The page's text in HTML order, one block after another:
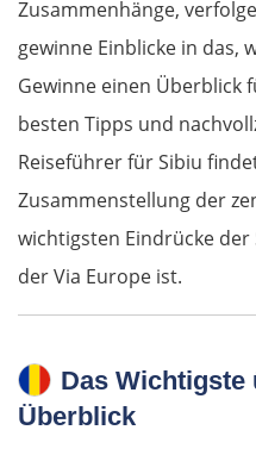
Zusammenhänge,
gewinne Einblicke in das,
Gewinne einen Überblick
besten Tipps und
Reiseführer für Sibiu
Zusammenstellung der
wichtigsten Eindrücke der
der Via Europe ist.
Das Wichtigste
Überblick